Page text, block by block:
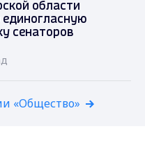
области
единогласную
сенаторов
«Общество»